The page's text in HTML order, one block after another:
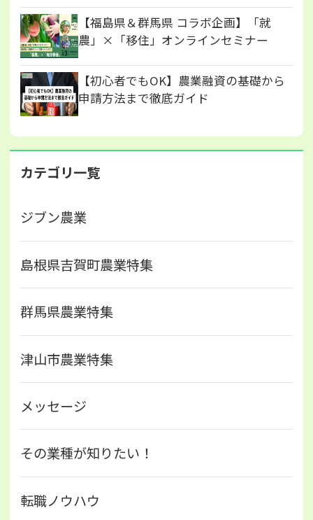
【福島県＆群馬県 コラボ企画】「就
農」×「移住」オンラインセミナー
【初心者でもOK】農業融資の基礎から
申請方法まで徹底ガイド
カテゴリ一覧
ジブン農業
島根県吉賀町農業特集
群馬県農業特集
津山市農業特集
メッセージ
その業種が知りたい！
転職ノウハウ